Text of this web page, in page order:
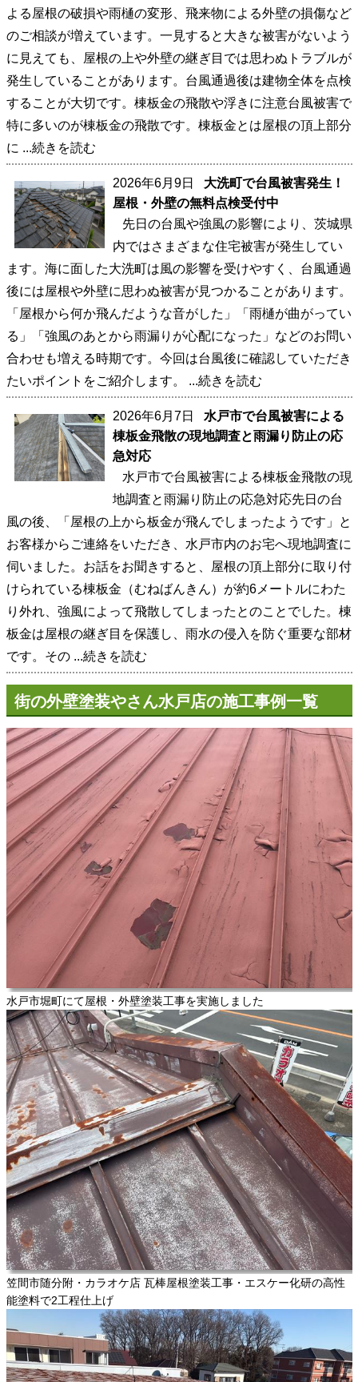
よる屋根の破損や雨樋の変形、飛来物による外壁の損傷など
のご相談が増えています。一見すると大きな被害がないよう
に見えても、屋根の上や外壁の継ぎ目では思わぬトラブルが
発生していることがあります。台風通過後は建物全体を点検
することが大切です。棟板金の飛散や浮きに注意台風被害で
特に多いのが棟板金の飛散です。棟板金とは屋根の頂上部分
に ...続きを読む
2026年6月9日 大洗町で台風被害発生！
屋根・外壁の無料点検受付中
先日の台風や強風の影響により、茨城県
内ではさまざまな住宅被害が発生してい
ます。海に面した大洗町は風の影響を受けやすく、台風通過
後には屋根や外壁に思わぬ被害が見つかることがあります。
「屋根から何か飛んだような音がした」「雨樋が曲がってい
る」「強風のあとから雨漏りが心配になった」などのお問い
合わせも増える時期です。今回は台風後に確認していただき
たいポイントをご紹介します。 ...続きを読む
2026年6月7日 水戸市で台風被害による
棟板金飛散の現地調査と雨漏り防止の応
急対応
水戸市で台風被害による棟板金飛散の現
地調査と雨漏り防止の応急対応先日の台
風の後、「屋根の上から板金が飛んでしまったようです」と
お客様からご連絡をいただき、水戸市内のお宅へ現地調査に
伺いました。お話をお聞きすると、屋根の頂上部分に取り付
けられている棟板金（むねばんきん）が約6メートルにわた
り外れ、強風によって飛散してしまったとのことでした。棟
板金は屋根の継ぎ目を保護し、雨水の侵入を防ぐ重要な部材
です。その ...続きを読む
街の外壁塗装やさん水戸店の施工事例一覧
水戸市堀町にて屋根・外壁塗装工事を実施しました
笠間市随分附・カラオケ店 瓦棒屋根塗装工事・エスケー化研の高性
能塗料で2工程仕上げ